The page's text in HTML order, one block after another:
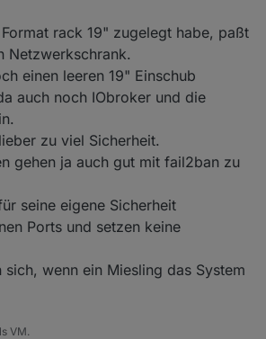
erkennung paart ist man schon ganz
rack 19" zugelegt habe, paßt
Netzwerkschrank.
einen leeren 19" Einschub
auch noch IObroker und die
zu viel Sicherheit.
gehen ja auch gut mit fail2ban zu
seine eigene Sicherheit
Ports und setzen keine
sich, wenn ein Miesling das System
VM.